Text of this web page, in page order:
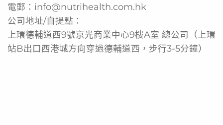
電郵： info@nutrihealth.com.hk
公司地址/自提點：
上環德輔道西9號京光商業中心9樓A室 總公司（上環
站B出口西港城方向穿過德輔道西，步行3-5分鐘）